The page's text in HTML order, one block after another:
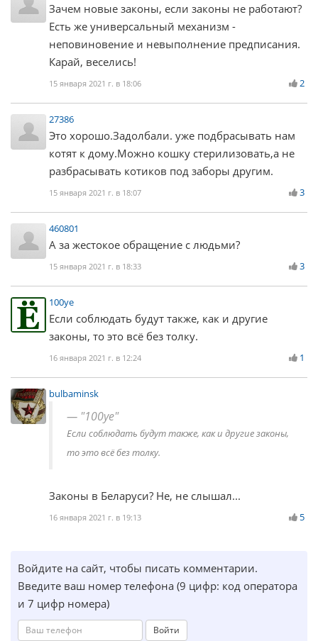
Зачем новые законы, если законы не работают?
Есть же универсальный механизм -
неповиновение и невыполнение предписания.
Карай, веселись!
15 января 2021 г. в 18:06 2
27386
Это хорошо.Задолбали. уже подбрасывать нам
котят к дому.Можно кошку стерилизовать,а не
разбрасывать котиков под заборы другим.
15 января 2021 г. в 18:07 3
460801
А за жестокое обращение с людьми?
15 января 2021 г. в 18:33 3
100ye
Если соблюдать будут также, как и другие
законы, то это всё без толку.
16 января 2021 г. в 12:24 1
bulbaminsk
"100ye"
Если соблюдать будут также, как и другие законы,
то это всё без толку.
Законы в Беларуси? Не, не слышал...
16 января 2021 г. в 19:13 5
Войдите на сайт, чтобы писать комментарии.
Введите ваш номер телефона (9 цифр: код оператора
и 7 цифр номера)
Войти